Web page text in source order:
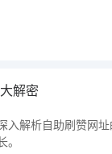
解密
入解析自助刷赞网